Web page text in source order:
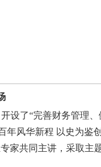
设了“完善财务管理
风华新程 以史为鉴
家共同主讲，采取主